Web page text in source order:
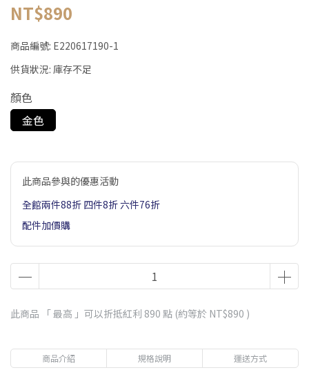
NT$890
商品編號: E220617190-1
供貨狀況: 庫存不足
顏色
金色
此商品參與的優惠活動
全館兩件88折 四件8折 六件76折
配件加價購
此商品 「 最高 」可以折抵紅利 890 點 (約等於 NT$890 )
商品介紹 規格說明 運送方式